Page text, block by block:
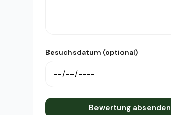
Besuchsdatum (optional)
Bewertung absenden